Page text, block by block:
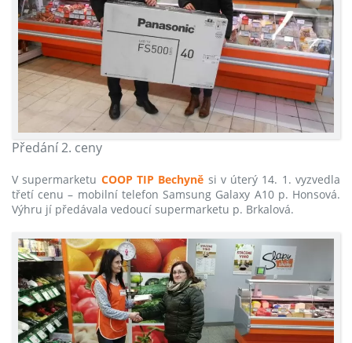
Předání 2. ceny
V supermarketu COOP TIP Bechyně si v úterý 14. 1. vyzvedla
třetí cenu – mobilní telefon Samsung Galaxy A10 p. Honsová.
Výhru jí předávala vedoucí supermarketu p. Brkalová.